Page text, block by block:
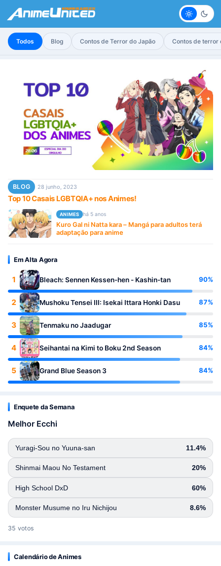
Claro
Todos Blog Contos de Terror do Japão Contos de terror
BLOG 28 junho, 2023
Top 10 Casais LGBTQIA+ nos Animes!
ANIMES há 5 anos
Kuro Gal ni Natta kara – Mangá para adultos terá
adaptação para anime
Em Alta Agora
1 Bleach: Sennen Kessen-hen - Kashin-tan 90%
2 Mushoku Tensei III: Isekai Ittara Honki Dasu 87%
3 Tenmaku no Jaadugar 85%
4 Seihantai na Kimi to Boku 2nd Season 84%
5 Grand Blue Season 3 84%
Enquete da Semana
Melhor Ecchi
Yuragi-Sou no Yuuna-san 11.4%
Shinmai Maou No Testament 20%
High School DxD 60%
Monster Musume no Iru Nichijou 8.6%
35 votos
Calendário de Animes